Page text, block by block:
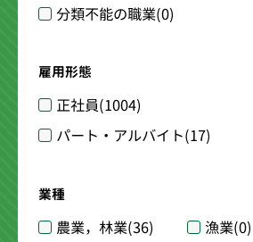
分類不能の職業(0)
雇用形態
正社員(1004)
パート・アルバイト(17)
業種
農業，林業(36) 漁業(0)